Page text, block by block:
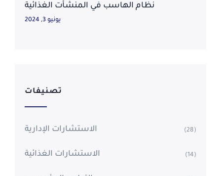
نظام الهاسب في المنشأت الغذائية
يونيو 3, 2024
تصنيفات
الاستشارات الإدارية (28)
الاستشارات الغذائية (14)